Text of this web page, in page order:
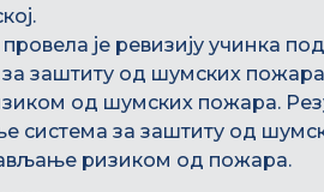
је ревизију учинка
заштиту од шумских
од шумских пожара.
система за заштиту од
ризиком од пожара.